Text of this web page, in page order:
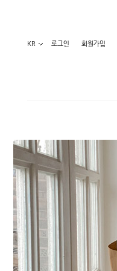
KR 로그인 회원가입
베스트100
라벨디
오늘발송
임산부화장품